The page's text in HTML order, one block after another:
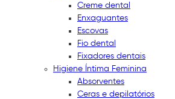
Creme dental
Enxaguantes
Escovas
Fio dental
Fixadores dentais
Higiene Íntima Feminina
Absorventes
Ceras e depilatórios